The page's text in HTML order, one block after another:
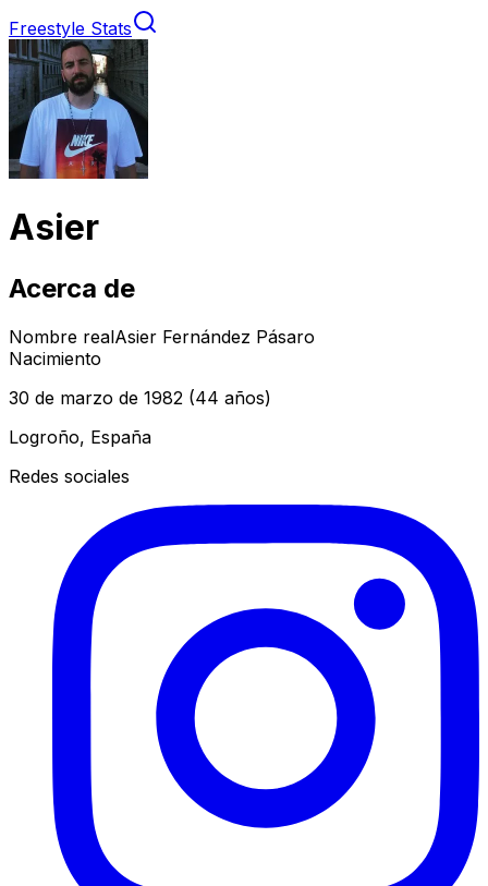
Freestyle Stats
Asier
Acerca de
Nombre realAsier Fernández Pásaro
Nacimiento
30 de marzo de 1982 (44 años)
Logroño, España
Redes sociales